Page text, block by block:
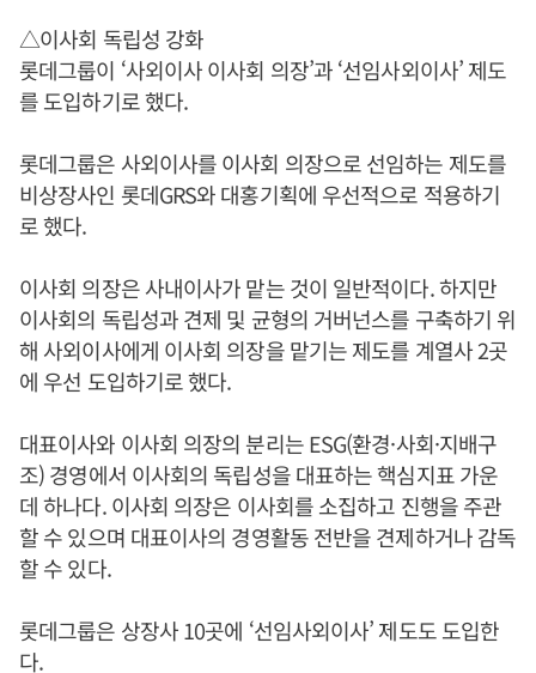
△이사회 독립성 강화
롯데그룹이 ‘사외이사 이사회 의장’과 ‘선임사외이사’ 제도
를 도입하기로 했다.
롯데그룹은 사외이사를 이사회 의장으로 선임하는 제도를
비상장사인 롯데GRS와 대홍기획에 우선적으로 적용하기
로 했다.
이사회 의장은 사내이사가 맡는 것이 일반적이다. 하지만
이사회의 독립성과 견제 및 균형의 거버넌스를 구축하기 위
해 사외이사에게 이사회 의장을 맡기는 제도를 계열사 2곳
에 우선 도입하기로 했다.
대표이사와 이사회 의장의 분리는 ESG(환경·사회·지배구
조) 경영에서 이사회의 독립성을 대표하는 핵심지표 가운
데 하나다. 이사회 의장은 이사회를 소집하고 진행을 주관
할 수 있으며 대표이사의 경영활동 전반을 견제하거나 감독
할 수 있다.
롯데그룹은 상장사 10곳에 ‘선임사외이사’ 제도도 도입한
다.